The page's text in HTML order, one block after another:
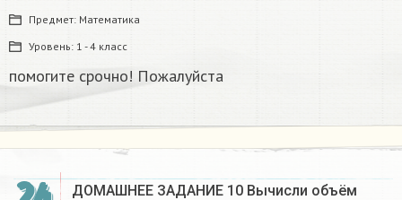
Предмет: Математика
Уровень: 1 - 4 класс
помогите срочно! Пожалуйста
ДОМАШНЕЕ ЗАДАНИЕ 10 Вычисли объём